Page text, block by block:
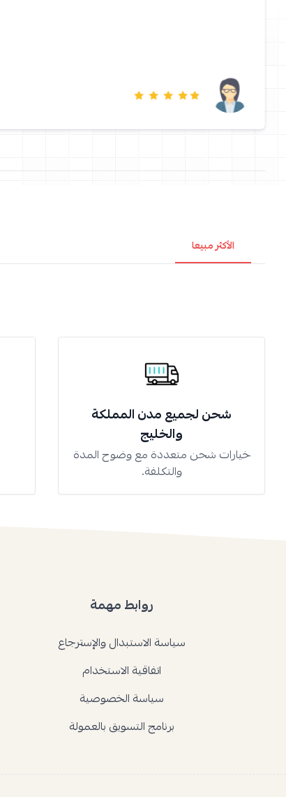
الأكثر مبيعا
شحن لجميع مدن المملكة
والخليج
خيارات شحن متعددة مع وضوح المدة
والتكلفة.
روابط مهمة
سياسة الاستبدال والإسترجاع
اتفاقية الاستخدام
سياسة الخصوصية
برنامج التسويق بالعمولة